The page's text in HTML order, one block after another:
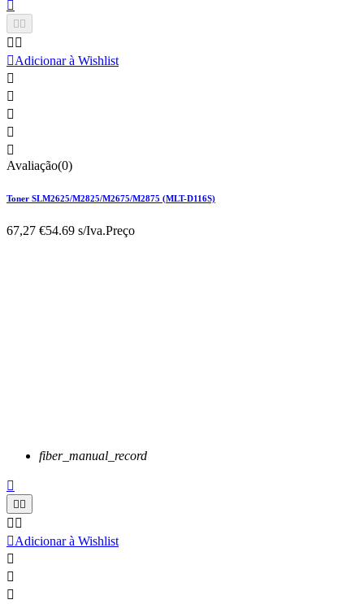

 
 
Adicionar à Wishlist





Avaliação(0)
Toner SLM2625/M2825/M2675/M2875 (MLT-D116S)
67,27 €54.69 s/Iva.Preço
fiber_manual_record

 
 
Adicionar à Wishlist


